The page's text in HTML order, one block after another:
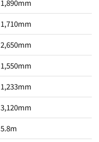
1,890mm
1,710mm
2,650mm
1,550mm
1,233mm
3,120mm
5.8m